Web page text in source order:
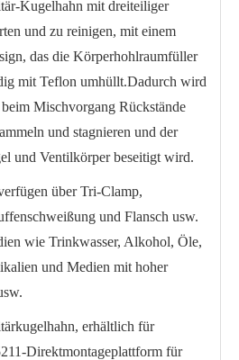
Sanitär-Schweißkugelhahn WQ61F Sanitär-3-Wege-Kugelhahn mit losem Flansch WQ945F
Kugelhahn mit dreiteiliger
und zu reinigen, mit einem
das die Körperhohlraumfüller
mit Teflon umhüllt.Dadurch wird
Mischvorgang Rückstände
und stagnieren und der
und Ventilkörper beseitigt wird.
über Tri-Clamp,
und Flansch usw.
wie Trinkwasser, Alkohol, Öle,
und Medien mit hoher
erhältlich für
Direktmontageplattform für